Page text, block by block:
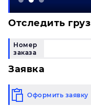
Отследить груз
Номер
заказа
Заявка
Оформить заявку